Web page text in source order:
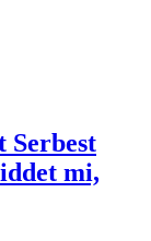
Serbest
mi,